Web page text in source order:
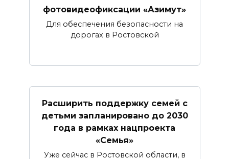
фотовидеофиксации «Азимут»
Для обеспечения безопасности на
дорогах в Ростовской
Расширить поддержку семей с
детьми запланировано до 2030
года в рамках нацпроекта
«Семья»
Уже сейчас в Ростовской области, в